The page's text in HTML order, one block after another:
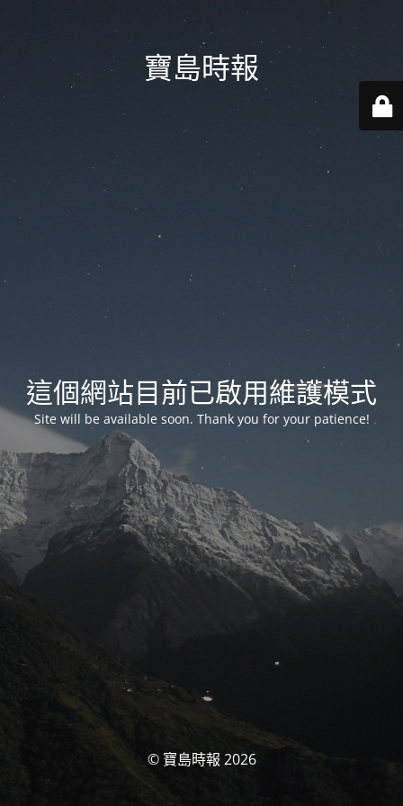
寶島時報
這個網站目前已啟用維護模式
Site will be available soon. Thank you for your patience!
© 寶島時報 2026